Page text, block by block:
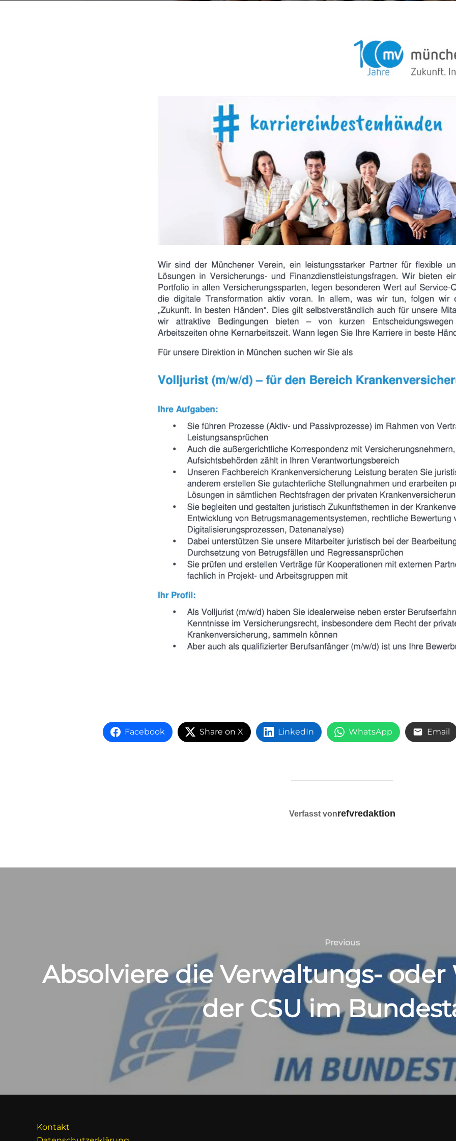
Facebook Share on X LinkedIn WhatsApp Email
BEITRAGSAUTOR
Verfasst vonrefvredaktion
Previous
Previous
Absolviere die Verwaltungs- oder
der CSU im
Kontakt